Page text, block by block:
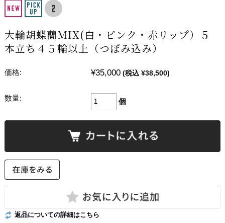
大輪胡蝶蘭MIX(白・ピンク・赤リップ）５
本立ち４５輪以上（つぼみ込み）
価格: ¥35,000 (税込 ¥38,500)
数量: 個
返品についての詳細はこちら